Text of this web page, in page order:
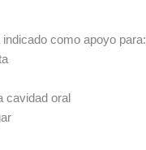
como apoyo para:
cavidad oral